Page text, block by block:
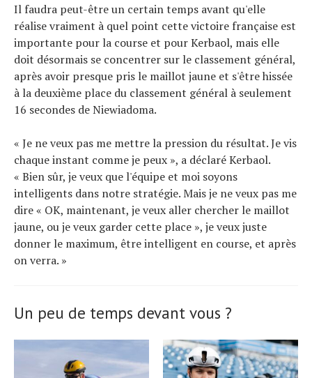
Il faudra peut-être un certain temps avant qu'elle
réalise vraiment à quel point cette victoire française est
importante pour la course et pour Kerbaol, mais elle
doit désormais se concentrer sur le classement général,
après avoir presque pris le maillot jaune et s'être hissée
à la deuxième place du classement général à seulement
16 secondes de Niewiadoma.
« Je ne veux pas me mettre la pression du résultat. Je vis
chaque instant comme je peux », a déclaré Kerbaol.
« Bien sûr, je veux que l'équipe et moi soyons
intelligents dans notre stratégie. Mais je ne veux pas me
dire « OK, maintenant, je veux aller chercher le maillot
jaune, ou je veux garder cette place », je veux juste
donner le maximum, être intelligent en course, et après
on verra. »
Un peu de temps devant vous ?